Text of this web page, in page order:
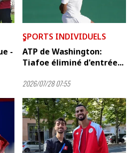
-
ٍSPORTS INDIVIDUELS
ATP de Washington:
Tiafoe éliminé d'entrée...
2026/07/28 07:55